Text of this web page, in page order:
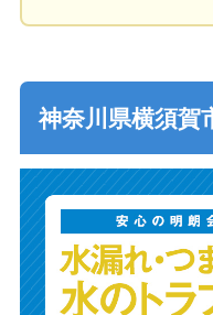
神奈川県横須